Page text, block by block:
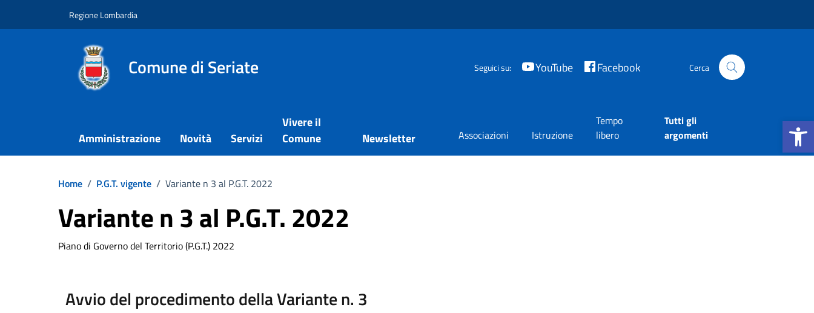
Apri la
Regione Lombardia
Comune di Seriate Seguici su: YouTube Facebook Cerca
Amministrazione Novità Servizi
Vivere il
Comune
Newsletter Associazioni Istruzione
Tempo
libero
Tutti gli
argomenti
Home / P.G.T. vigente / Variante n 3 al P.G.T. 2022
Variante n 3 al P.G.T. 2022
Piano di Governo del Territorio (P.G.T.) 2022
Avvio del procedimento della Variante n. 3